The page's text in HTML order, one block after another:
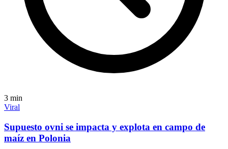
3 min
Viral
Supuesto ovni se impacta y explota en campo de
maíz en Polonia